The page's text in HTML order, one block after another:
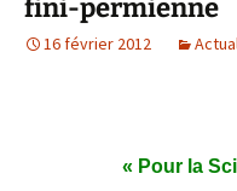
fini-permienne
16 février 2012
« Pour la